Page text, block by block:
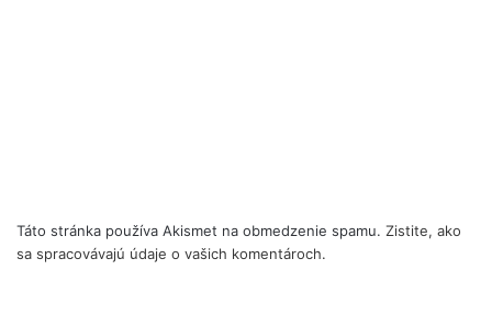
Táto stránka používa Akismet na obmedzenie spamu. Zistite, ako
sa spracovávajú údaje o vašich komentároch.